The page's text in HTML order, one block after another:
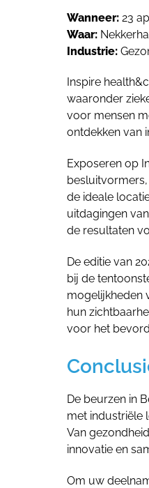
Wanneer: 23
Waar:
Industrie:
Inspire
waaronder
voor mensen
ontdekken van
Exposeren op
de ideale
uitdagingen
de resultaten
De editie van
bij de
mogelijkheden
hun
voor het
De beurzen in
met industriële
Van
innovatie en
Om uw